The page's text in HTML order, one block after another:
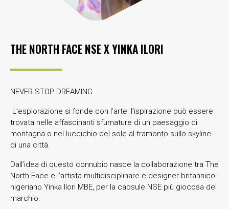
THE NORTH FACE NSE X YINKA ILORI
NEVER STOP DREAMING
L’esplorazione si fonde con l’arte: l’ispirazione può essere
trovata nelle affascinanti sfumature di un paesaggio di
montagna o nel luccichio del sole al tramonto sullo skyline
di una città.
Dall’idea di questo connubio nasce la collaborazione tra The
North Face e l’artista multidisciplinare e designer britannico-
nigeriano Yinka Ilori MBE, per la capsule NSE più giocosa del
marchio.